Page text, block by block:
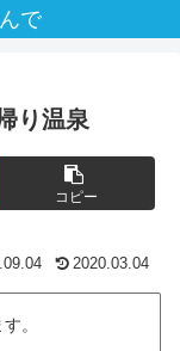
で
り温泉
コピー
2020.03.04
。